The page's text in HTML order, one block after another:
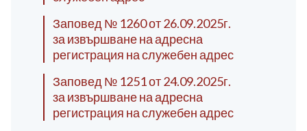
Заповед № 1260 от 26.09.2025г.
за извършване на адресна
регистрация на служебен адрес
Заповед № 1251 от 24.09.2025г.
за извършване на адресна
регистрация на служебен адрес